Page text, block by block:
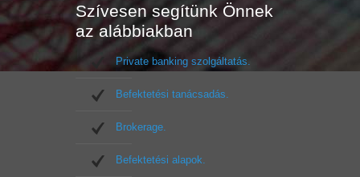
Szívesen segítünk Önnek
az alábbiakban
Private banking szolgáltatás.
Befektetési tanácsadás.
Brokerage.
Befektetési alapok.